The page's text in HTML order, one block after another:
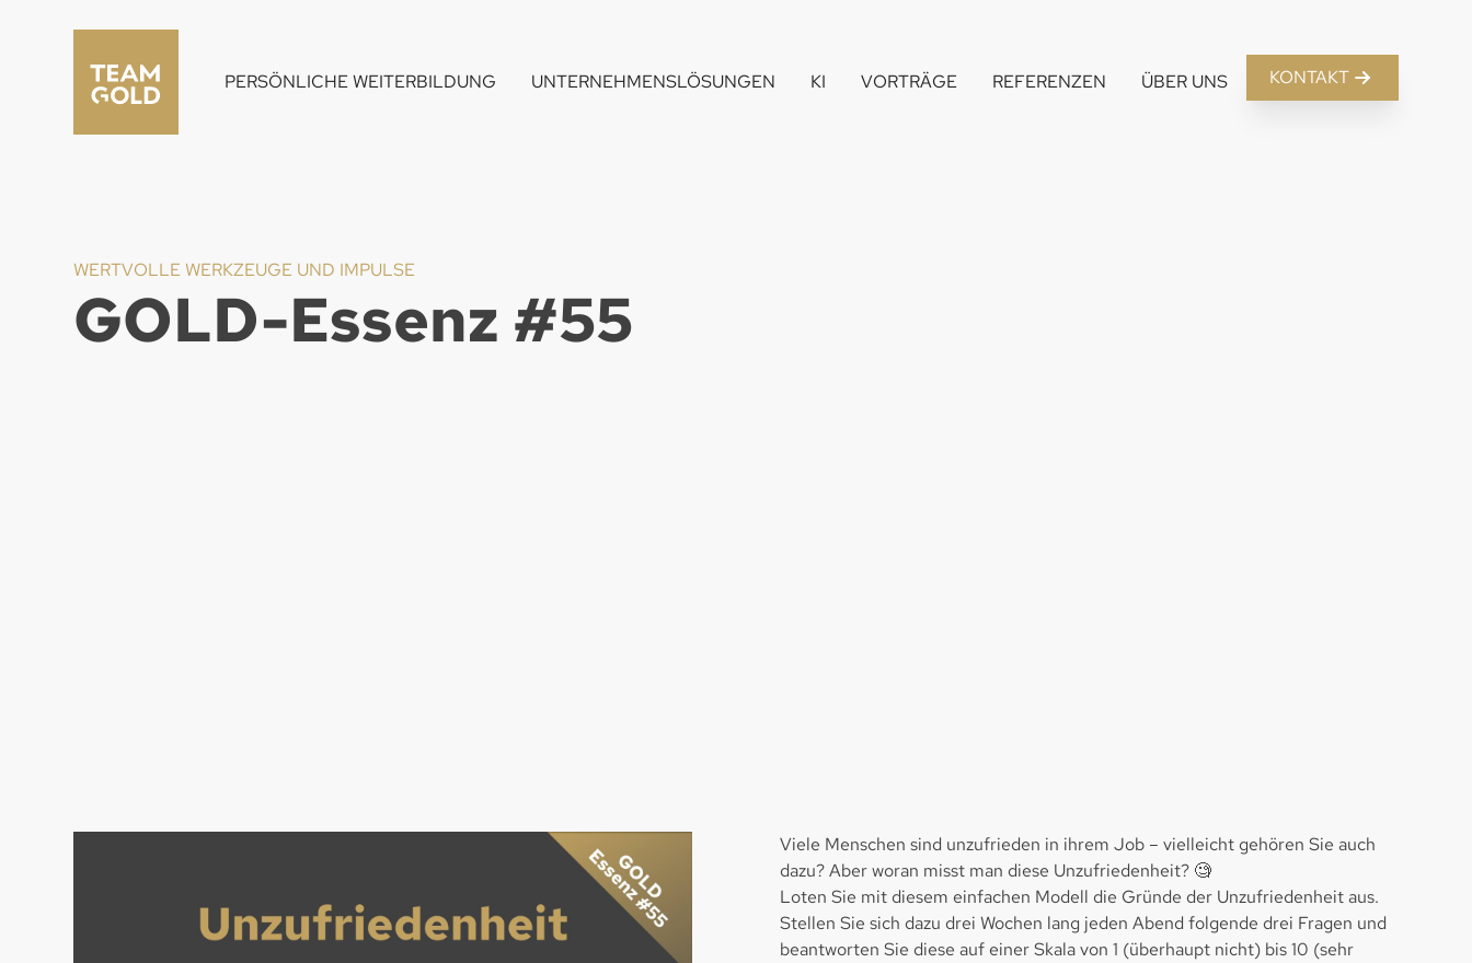
PERSÖNLICHE WEITERBILDUNG UNTERNEHMENSLÖSUNGEN KI VORTRÄGE REFERENZEN ÜBER UNS KONTAKT
WERTVOLLE WERKZEUGE UND IMPULSE
GOLD-Essenz #55
Viele Menschen sind unzufrieden in ihrem Job – vielleicht gehören Sie auch
dazu? Aber woran misst man diese Unzufriedenheit? 🧐
Loten Sie mit diesem einfachen Modell die Gründe der Unzufriedenheit aus.
Stellen Sie sich dazu drei Wochen lang jeden Abend folgende drei Fragen und
beantworten Sie diese auf einer Skala von 1 (überhaupt nicht) bis 10 (sehr